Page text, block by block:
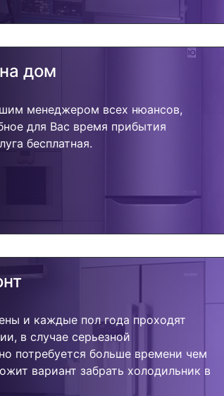
дом
менеджером всех нюансов,
для Вас время прибытия
бесплатная.
и каждые пол года проходят
в случае серьезной
потребуется больше времени чем
вариант забрать холодильник в